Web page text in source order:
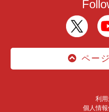
ペー
利
個人情